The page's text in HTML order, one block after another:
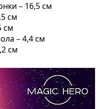
– 16,5 см
см
см
– 4,4 см
см